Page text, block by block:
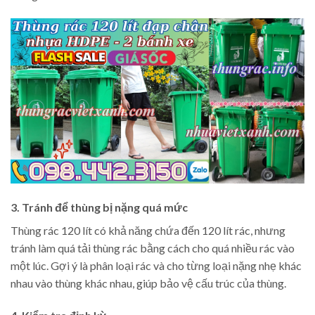
3. Tránh để thùng bị nặng quá mức
Thùng rác 120 lít có khả năng chứa đến 120 lít rác, nhưng
tránh làm quá tải thùng rác bằng cách cho quá nhiều rác vào
một lúc. Gợi ý là phân loại rác và cho từng loại nặng nhẹ khác
nhau vào thùng khác nhau, giúp bảo vệ cấu trúc của thùng.